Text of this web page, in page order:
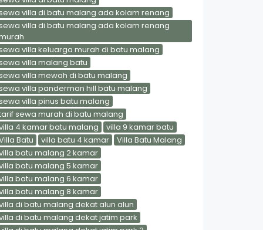
sewa villa di batu malang ada kolam renang
sewa villa di batu malang ada kolam renang
sewa villa keluarga murah di batu malang
sewa villa malang batu
sewa villa mewah di batu malang
sewa villa panderman hill batu malang
sewa villa pinus batu malang
sewa murah di batu malang
4 kamar batu malang
villa 9 kamar batu
Batu
villa batu 4 kamar
Villa Batu Malang
batu malang 2 kamar
batu malang 5 kamar
batu malang 6 kamar
batu malang 8 kamar
di batu malang dekat alun alun
di batu malang dekat jatim park